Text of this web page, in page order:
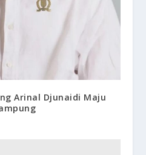
Arinal Djunaidi Maju